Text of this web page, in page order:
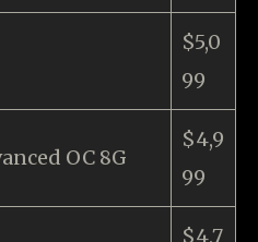
$5,0
99
OC 8G
$4,9
99
$4,7